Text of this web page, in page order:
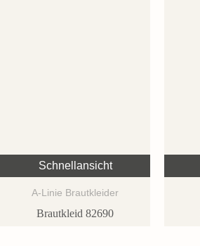
Schnellansicht
A-Linie Brautkleider
Brautkleid 82690